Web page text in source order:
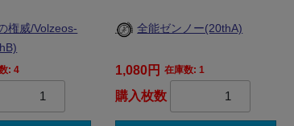
権威/Volzeos-
在庫数: 4
全能ゼンノー(20thA)
1,080円 在庫数: 1
購入枚数